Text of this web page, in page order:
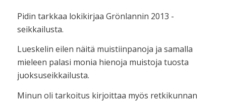
Pidin tarkkaa lokikirjaa Grönlannin 2013 -
seikkailusta.
Lueskelin eilen näitä muistiinpanoja ja samalla
mieleen palasi monia hienoja muistoja tuosta
juoksuseikkailusta.
Minun oli tarkoitus kirjoittaa myös retkikunnan